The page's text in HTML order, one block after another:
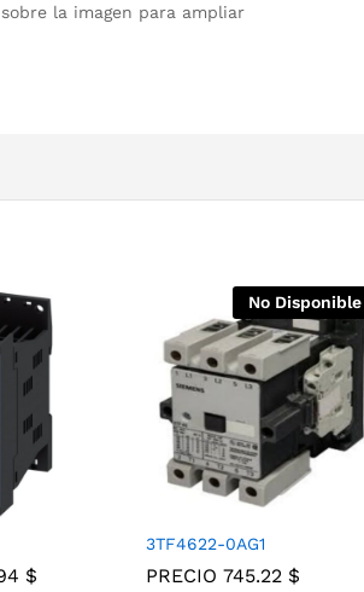
sobre la imagen para ampliar
$
No Disponible
3TF4622-0AG1
PRECIO 745.22 $